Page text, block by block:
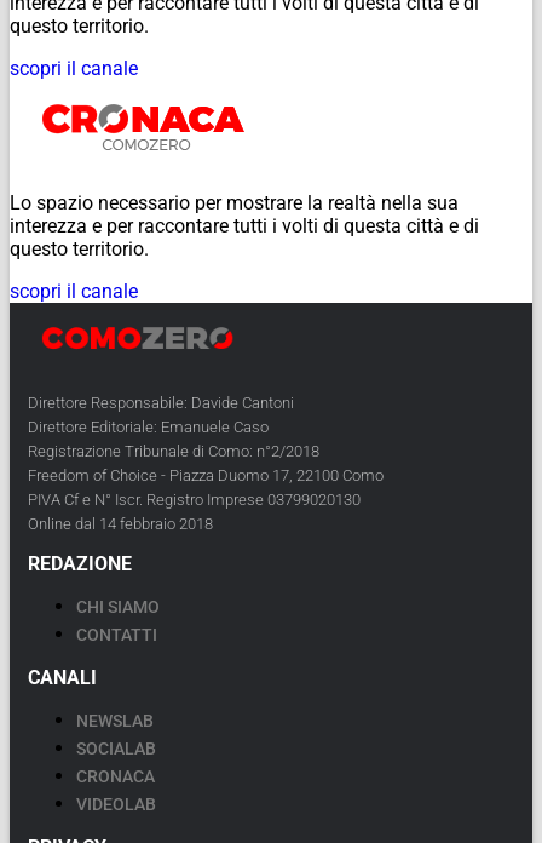
questo territorio.
scopri il canale
Lo spazio necessario per mostrare la realtà nella sua
interezza e per raccontare tutti i volti di questa città e di
questo territorio.
scopri il canale
Direttore Responsabile: Davide Cantoni
Direttore Editoriale: Emanuele Caso
Registrazione Tribunale di Como: n°2/2018
Freedom of Choice - Piazza Duomo 17, 22100 Como
PIVA Cf e N° Iscr. Registro Imprese 03799020130
Online dal 14 febbraio 2018
REDAZIONE
CHI SIAMO
CONTATTI
CANALI
NEWSLAB
SOCIALAB
CRONACA
VIDEOLAB